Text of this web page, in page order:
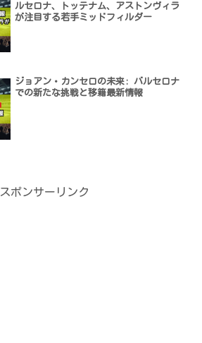
ルセロナ、トッテナム、アストンヴィラ
が注目する若手ミッドフィルダー
ジョアン・カンセロの未来: バルセロナ
での新たな挑戦と移籍最新情報
スポンサーリンク